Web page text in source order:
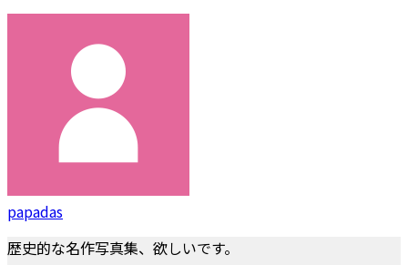
papadas
歴史的な名作写真集、欲しいです。